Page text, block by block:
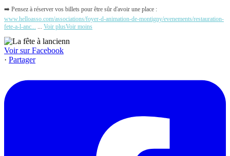
➡️ Pensez à réserver vos billets pour être sûr d'avoir une place :
www.helloasso.com/associations/foyer-d-animation-de-montigny/evenements/restauration-
fete-a-l-anc... ... Voir plusVoir moins
Voir sur Facebook
· Partager